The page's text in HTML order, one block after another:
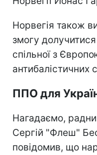
Норвегія також
змогу долучитися
спільної з
антибалістичних
ППО для
Нагадаємо,
Сергій "Флеш"
повідомив, що